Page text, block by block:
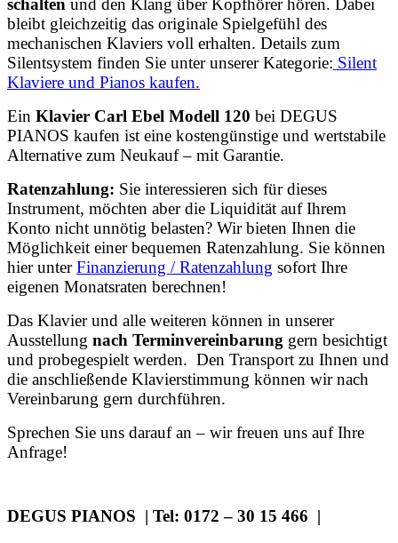
schalten und den Klang über Kopfhörer hören. Dabei
bleibt gleichzeitig das originale Spielgefühl des
mechanischen Klaviers voll erhalten. Details zum
Silentsystem finden Sie unter unserer Kategorie: Silent
Klaviere und Pianos kaufen.
Ein Klavier Carl Ebel Modell 120 bei DEGUS
PIANOS kaufen ist eine kostengünstige und wertstabile
Alternative zum Neukauf – mit Garantie.
Ratenzahlung: Sie interessieren sich für dieses
Instrument, möchten aber die Liquidität auf Ihrem
Konto nicht unnötig belasten? Wir bieten Ihnen die
Möglichkeit einer bequemen Ratenzahlung. Sie können
hier unterFinanzierung / Ratenzahlung sofort Ihre
eigenen Monatsraten berechnen!
Das Klavier und alle weiteren können in unserer
Ausstellung nach Terminvereinbarung gern besichtigt
und probegespielt werden. Den Transport zu Ihnen und
die anschließende Klavierstimmung können wir nach
Vereinbarung gern durchführen.
Sprechen Sie uns darauf an – wir freuen uns auf Ihre
Anfrage!
DEGUS PIANOS | Tel: 0172 – 30 15 466 |